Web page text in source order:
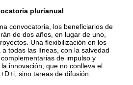
plurianual
convocatoria, los beneficiarios de
de dos años, en lugar de uno,
Una flexibilización en los
todas las líneas, con la salvedad
de impulso y
innovación, que no conlleva el
sino tareas de difusión.